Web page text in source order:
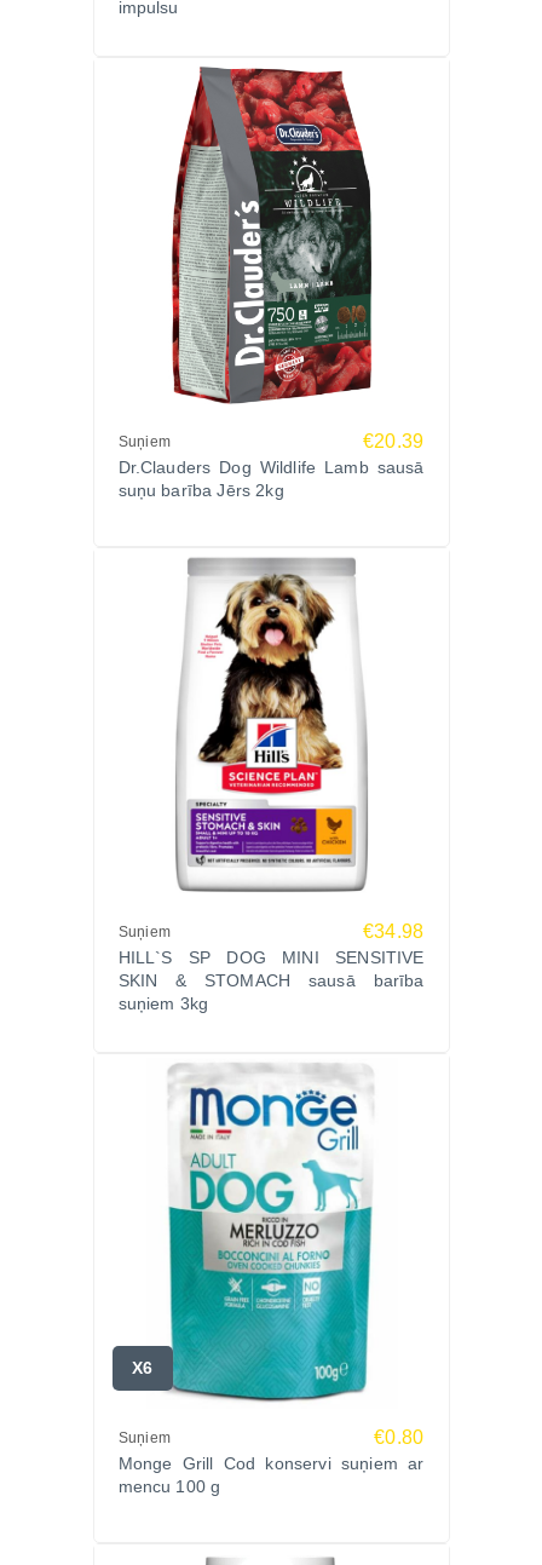
uzticama kvalitāte un plašs Sam’s Field klāsts
impulsu
Suņiem €20.39
Dr.Clauders Dog Wildlife Lamb sausā
suņu barība Jērs 2kg
Suņiem €34.98
HILL`S SP DOG MINI SENSITIVE
SKIN & STOMACH sausā barība
suņiem 3kg
X6
Suņiem €0.80
Monge Grill Cod konservi suņiem ar
mencu 100 g